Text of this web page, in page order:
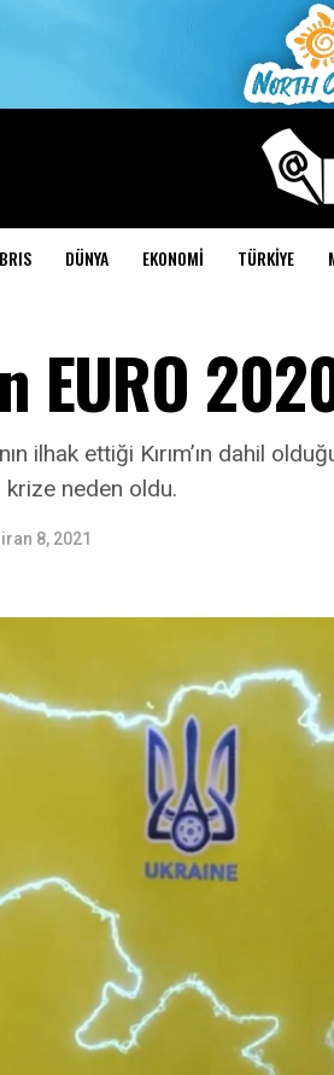
DÜNYA EKONOMI TÜRKIYE
EURO
ilhak ettiği Kırım’ın dahil
krize neden oldu.
8, 2021